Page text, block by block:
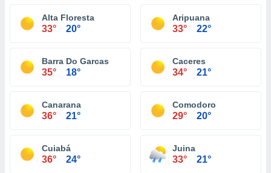
Alta Floresta
33° 20°
Aripuana
33° 22°
Barra Do Garcas
35° 18°
Caceres
34° 21°
Canarana
36° 21°
Comodoro
29° 20°
Cuiabá
36° 24°
Juina
33° 21°